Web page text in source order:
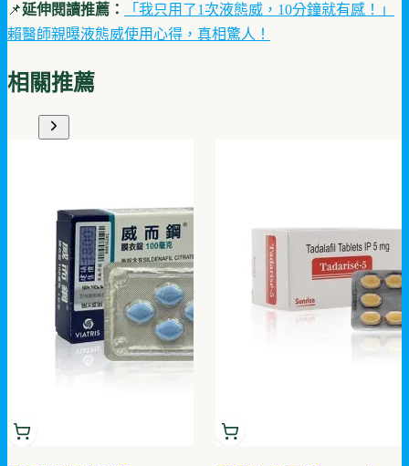
📌延伸閱讀推薦：
「我只用了1次液態威，10分鐘就有感！」
賴醫師親曝液態威使用心得，真相驚人！
相關推薦